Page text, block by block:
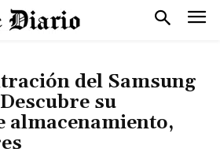
del Samsung
su
almacenamiento,